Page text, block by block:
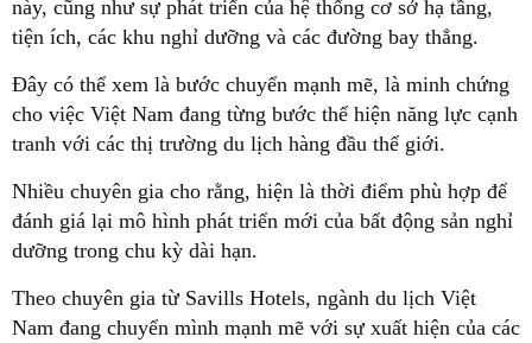
này, cũng như sự phát triển của hệ thống cơ sở hạ tầng,
tiện ích, các khu nghỉ dưỡng và các đường bay thẳng.
Đây có thể xem là bước chuyển mạnh mẽ, là minh chứng
cho việc Việt Nam đang từng bước thể hiện năng lực cạnh
tranh với các thị trường du lịch hàng đầu thế giới.
Nhiều chuyên gia cho rằng, hiện là thời điểm phù hợp để
đánh giá lại mô hình phát triển mới của bất động sản nghỉ
dưỡng trong chu kỳ dài hạn.
Theo chuyên gia từ Savills Hotels, ngành du lịch Việt
Nam đang chuyển mình mạnh mẽ với sự xuất hiện của các